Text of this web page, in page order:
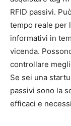
RFID passivi.
tempo reale per
informativi in
vicenda.
controllare
Se sei una
passivi sono la
efficaci e